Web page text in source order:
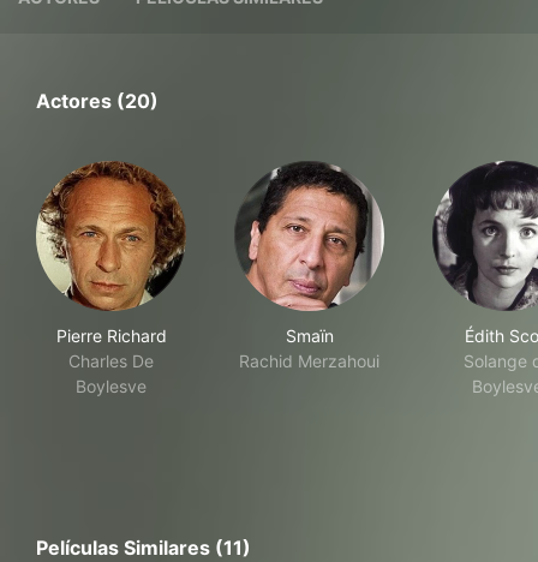
Actores (20)
Pierre Richard
Charles De
Boylesve
Smaïn
Rachid Merzahoui
Édith
Solange
Películas Similares (11)